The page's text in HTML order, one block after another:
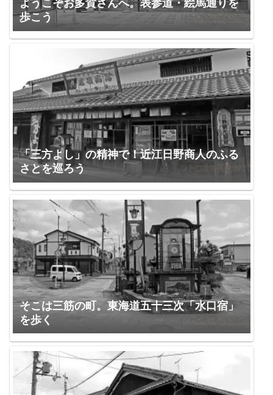
ようこそお多賀さんへ。表参道・絵馬通りを
歩こう
「三方よし」の精神で！近江日野商人のふる
さとを巡ろう
そこは三筋の町。東海道五十三次「水口宿」
を歩く